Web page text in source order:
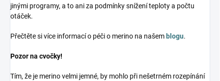
jinými programy, a to ani za podmínky snížení teploty a počtu
otáček.
Přečtěte si více informací o péči o merino na našemblogu.
Pozor na cvočky!
Tím, že je merino velmi jemné, by mohlo při nešetrném rozepínání